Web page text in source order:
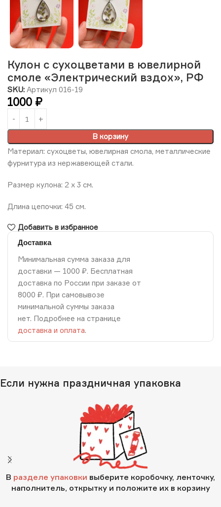
Кулон с сухоцветами в ювелирной
смоле «Электрический вздох», РФ
SKU: Артикул 016-19
1000 ₽
В корзину
Материал: сухоцветы, ювелирная смола, металлические
фурнитура из нержавеющей стали.
Размер кулона: 2 х 3 см.
Длина цепочки: 45 см.
Добавить в избранное
Доставка
Минимальная сумма заказа для
доставки — 1000 ₽. Бесплатная
доставка по России при заказе от
8000 ₽. При самовывозе
минимальной суммы заказа
нет. Подробнее на странице
доставка и оплата.
Если нужна праздничная упаковка
В разделе упаковки выберите коробочку, ленточку,
наполнитель, открытку и положите их в корзину